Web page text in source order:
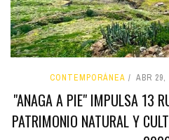
CONTEMPORÁNEA ABR 29,
"ANAGA A PIE" IMPULSA 13
PATRIMONIO NATURAL Y